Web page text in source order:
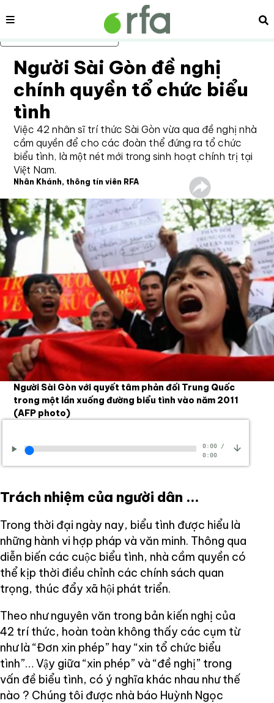
Bỏ qua nội dung chính
Nội dung
Người Sài Gòn đề nghị
chính quyền tổ chức biểu
tình
Việc 42 nhân sĩ trí thức Sài Gòn vừa qua đề nghị nhà
cầm quyền để cho các đoàn thể đứng ra tổ chức
biểu tình, là một nét mới trong sinh hoạt chính trị tại
Việt Nam.
Nhân Khánh, thông tín viên RFA
Người Sài Gòn với quyết tâm phản đối Trung Quốc
trong một lần xuống đường biểu tình vào năm 2011
(AFP photo)
0:00/
0:00
Trách nhiệm của người dân ...
Trong thời đại ngày nay, biểu tình được hiểu là
những hành vi hợp pháp và văn minh. Thông qua
diễn biến các cuộc biểu tình, nhà cầm quyền có
thể kịp thời điều chỉnh các chính sách quan
trọng, thúc đẩy xã hội phát triển.
Theo như nguyên văn trong bản kiến nghị của
42 trí thức, hoàn toàn không thấy các cụm từ
như là “Đơn xin phép” hay “xin tổ chức biểu
tình”… Vậy giữa “xin phép” và “đề nghị” trong
vấn đề biểu tình, có ý nghĩa khác nhau như thế
nào ? Chúng tôi được nhà báo Huỳnh Ngọc